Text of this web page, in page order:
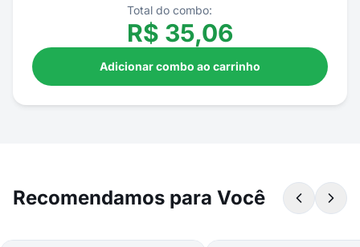
Total do combo:
R$ 35,06
Adicionar combo ao carrinho
Recomendamos para Você